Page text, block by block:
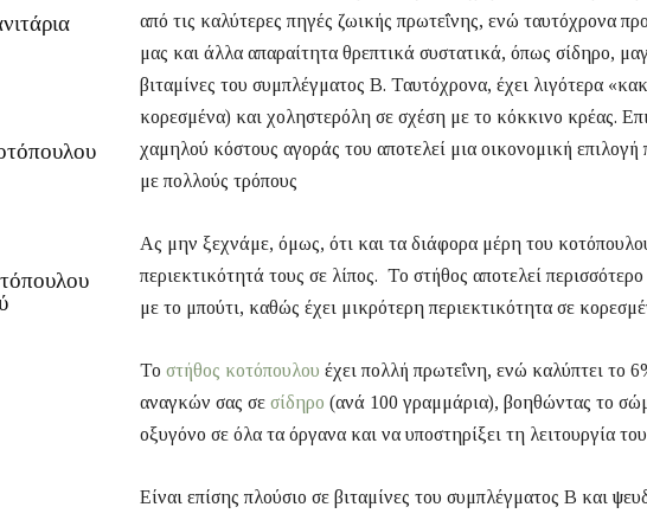
από τις καλύτερες πηγές ζωικής πρωτεΐνης, ενώ ταυτόχρονα
μας και άλλα απαραίτητα θρεπτικά συστατικά, όπως σίδηρο,
βιταμίνες του συμπλέγματος Β. Ταυτόχρονα, έχει λιγότερα
κορεσμένα) και χοληστερόλη σε σχέση με το κόκκινο κρέας.
χαμηλού κόστους αγοράς του αποτελεί μια οικονομική επιλογή
με πολλούς τρόπους
Ας μην ξεχνάμε, όμως, ότι και τα διάφορα μέρη του
περιεκτικότητά τους σε λίπος. Το στήθος αποτελεί
με το μπούτι, καθώς έχει μικρότερη περιεκτικότητα σε
Το στήθος κοτόπουλου έχει πολλή πρωτεΐνη, ενώ καλύπτει το
αναγκών σας σε σίδηρο (ανά 100 γραμμάρια), βοηθώντας το
οξυγόνο σε όλα τα όργανα και να υποστηρίξει τη λειτουργία
Είναι επίσης πλούσιο σε βιταμίνες του συμπλέγματος Β και